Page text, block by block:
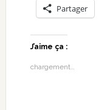
Partager
J’aime ça :
chargement…